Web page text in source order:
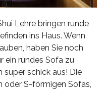
Lehre bringen runde
ins Haus. Wenn
haben Sie noch
ein rundes Sofa zu
super schick aus! Die
oder S-förmigen Sofas,